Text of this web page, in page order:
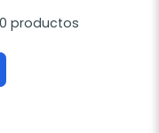
productos